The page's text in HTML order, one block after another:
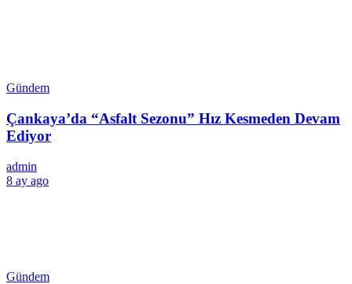
Gündem
Çankaya’da “Asfalt Sezonu” Hız Kesmeden Devam
Ediyor
admin
8 ay ago
Gündem